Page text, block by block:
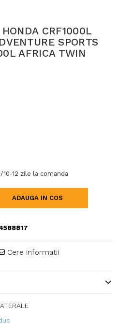
CRF1000L
SPORTS
AFRICA TWIN
10-12 zile la comanda
ADAUGA IN COS
Cere informatii